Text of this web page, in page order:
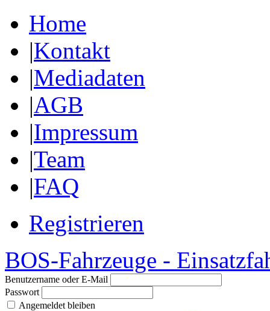
Home
|Kontakt
|Mediadaten
|AGB
|Impressum
|Team
|FAQ
Registrieren
BOS-Fahrzeuge -
Benutzername oder E-Mail
Passwort
Angemeldet bleiben